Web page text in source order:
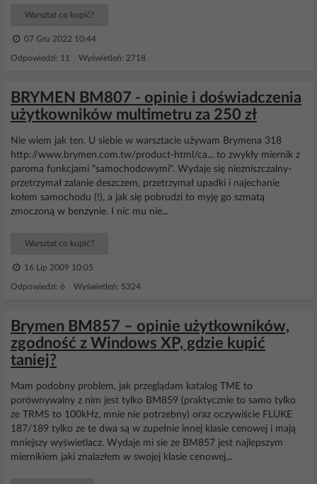
Warsztat co kupić?
07 Gru 2022 10:44
Odpowiedzi: 11 Wyświetleń: 2718
BRYMEN BM807 - opinie i doświadczenia
użytkowników multimetru za 250 zł
Nie wiem jak ten. U siebie w warsztacie używam Brymena 318
http://www.brymen.com.tw/product-html/ca... to zwykły miernik z
paroma funkcjami "samochodowymi". Wydaje się niezniszczalny-
przetrzymał zalanie deszczem, przetrzymał upadki i najechanie
kołem samochodu (!), a jak się pobrudzi to myję go szmatą
zmoczoną w benzynie. I nic mu nie...
Warsztat co kupić?
16 Lip 2009 10:05
Odpowiedzi: 6 Wyświetleń: 5324
Brymen BM857 – opinie użytkowników,
zgodność z Windows XP, gdzie kupić
taniej?
Mam podobny problem, jak przeglądam katalog TME to
porównywalny z nim jest tylko BM859 (praktycznie to samo tylko
ze TRMS to 100kHz, mnie nie potrzebny) oraz oczywiście FLUKE
187/189 tylko ze te dwa są w zupełnie innej klasie cenowej i mają
mniejszy wyświetlacz. Wydaje mi sie ze BM857 jest najlepszym
miernikiem jaki znalazłem w swojej klasie cenowej...